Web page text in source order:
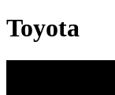
Toyota